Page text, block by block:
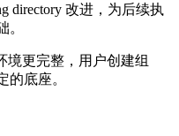
directory 改进，为后续执
。
境更完整，用户创建组
的底座。